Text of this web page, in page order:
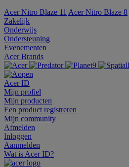
Acer Nitro Blaze 11 Acer Nitro Blaze 8
Zakelijk
Onderwijs
Ondersteuning
Evenementen
Acer Brands
Acer ID
Mijn profiel
Mijn producten
Een product registreren
Mijn community
Afmelden
Inloggen
Aanmelden
Wat is Acer ID?